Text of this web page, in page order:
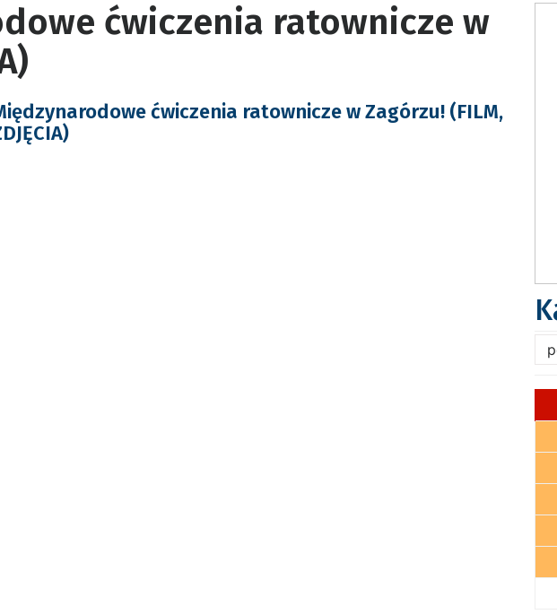
ćwiczenia ratownicze w
ćwiczenia ratownicze w Zagórzu! (FILM,